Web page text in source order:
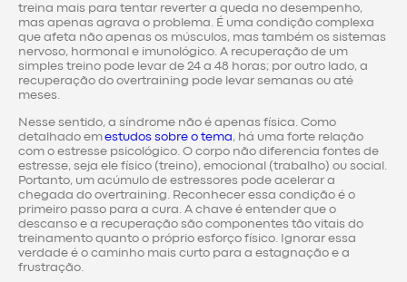
treina mais para tentar reverter a queda no desempenho,
mas apenas agrava o problema. É uma condição complexa
que afeta não apenas os músculos, mas também os sistemas
nervoso, hormonal e imunológico. A recuperação de um
simples treino pode levar de 24 a 48 horas; por outro lado, a
recuperação do overtraining pode levar semanas ou até
meses.
Nesse sentido, a síndrome não é apenas física. Como
detalhado emestudos sobre o tema, há uma forte relação
com o estresse psicológico. O corpo não diferencia fontes de
estresse, seja ele físico (treino), emocional (trabalho) ou social.
Portanto, um acúmulo de estressores pode acelerar a
chegada do overtraining. Reconhecer essa condição é o
primeiro passo para a cura. A chave é entender que o
descanso e a recuperação são componentes tão vitais do
treinamento quanto o próprio esforço físico. Ignorar essa
verdade é o caminho mais curto para a estagnação e a
frustração.